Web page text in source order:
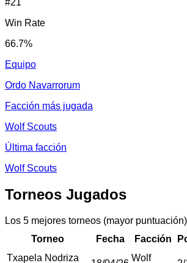
Win Rate
66.7%
Equipo
Ordo Navarrorum
Facción más jugada
Wolf Scouts
Última facción
Wolf Scouts
Torneos Jugados
Los 5 mejores torneos (mayor
Torneo
Fecha Facción
Txapela Nodriza
Wolf